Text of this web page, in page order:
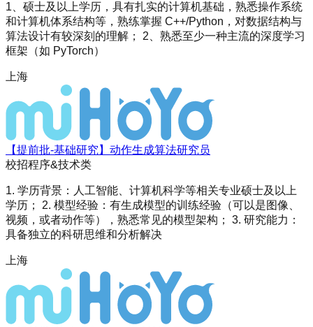
1、硕士及以上学历，具有扎实的计算机基础，熟悉操作系统
和计算机体系结构等，熟练掌握 C++/Python，对数据结构与
算法设计有较深刻的理解； 2、熟悉至少一种主流的深度学习
框架（如 PyTorch）
上海
【提前批-基础研究】动作生成算法研究员
校招程序&技术类
1. 学历背景：人工智能、计算机科学等相关专业硕士及以上
学历； 2. 模型经验：有生成模型的训练经验（可以是图像、
视频，或者动作等），熟悉常见的模型架构； 3. 研究能力：
具备独立的科研思维和分析解决
上海